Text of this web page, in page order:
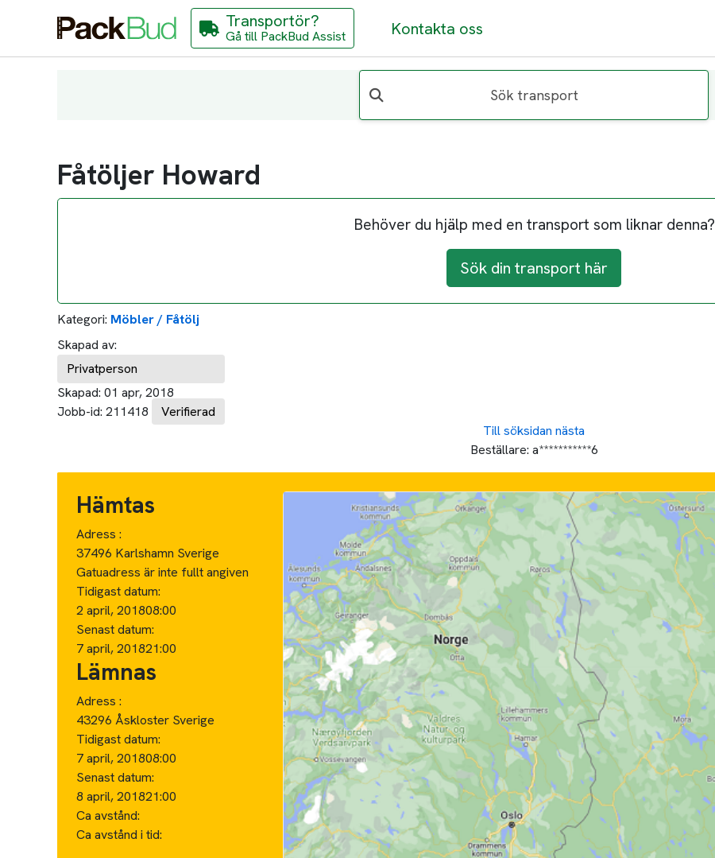
Transportör?
Gå till PackBud Assist Kontakta oss
Sök transport
Fåtöljer Howard
Behöver du hjälp med en transport som liknar denna?
Sök din transport här
Kategori: Möbler / Fåtölj
Skapad av:
Privatperson
Skapad: 01 apr, 2018
Jobb-id: 211418 Verifierad
Till söksidan nästa
Beställare: a***********6
Hämtas
Adress :
37496 Karlshamn Sverige
Gatuadress är inte fullt angiven
Tidigast datum:
2 april, 201808:00
Senast datum:
7 april, 201821:00
Lämnas
Adress :
43296 Åskloster Sverige
Tidigast datum:
7 april, 201808:00
Senast datum:
8 april, 201821:00
Ca avstånd:
Ca avstånd i tid: